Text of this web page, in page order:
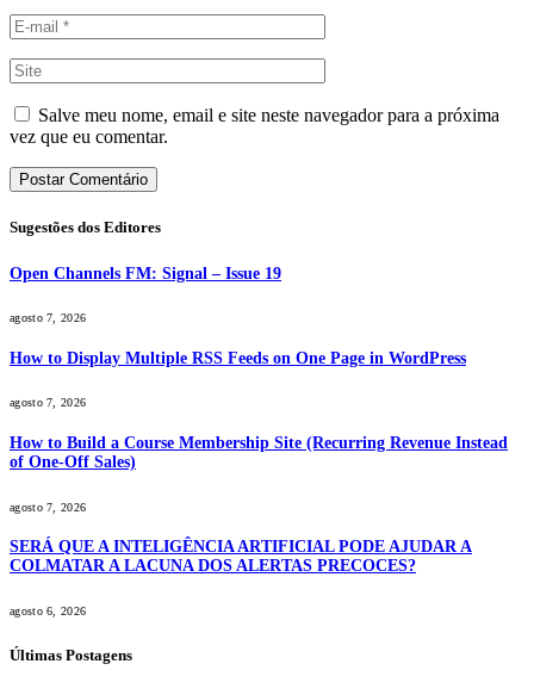
Salve meu nome, email e site neste navegador para a próxima
vez que eu comentar.
Sugestões dos Editores
Open Channels FM: Signal – Issue 19
agosto 7, 2026
How to Display Multiple RSS Feeds on One Page in WordPress
agosto 7, 2026
How to Build a Course Membership Site (Recurring Revenue Instead
of One-Off Sales)
agosto 7, 2026
SERÁ QUE A INTELIGÊNCIA ARTIFICIAL PODE AJUDAR A
COLMATAR A LACUNA DOS ALERTAS PRECOCES?
agosto 6, 2026
Últimas Postagens